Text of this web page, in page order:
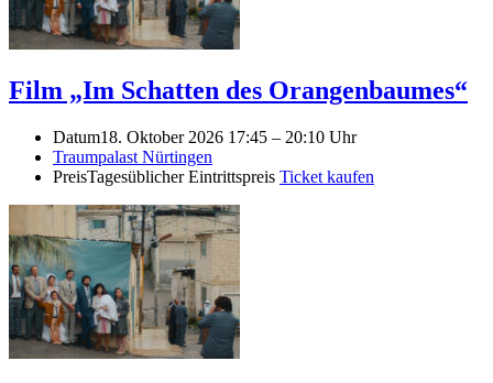
Film „Im Schatten des Orangenbaumes“
Datum18. Oktober 2026 17:45 – 20:10 Uhr
Traumpalast Nürtingen
PreisTagesüblicher Eintrittspreis Ticket kaufen